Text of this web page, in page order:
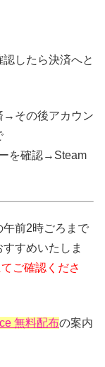
したら決済へと
→その後アカウン
を確認→Steam
前2時ごろまで
すめいたしま
ご確認くださ
無料配布の案内